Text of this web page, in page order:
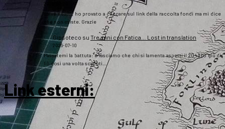
2026-07-20
Salve a tutti, ho provato a cliccare sul link della raccolta fondi ma mi dice
che non esiste. Grazie
Gipsoteco su Tre anni con Fatica… Lost in translation
2026-07-10
Passatemi la battuta: e lasciamo che chi si lamenta aspetti il 2043 (o giù di
lì), così una volta scaduti…
Link esterni: